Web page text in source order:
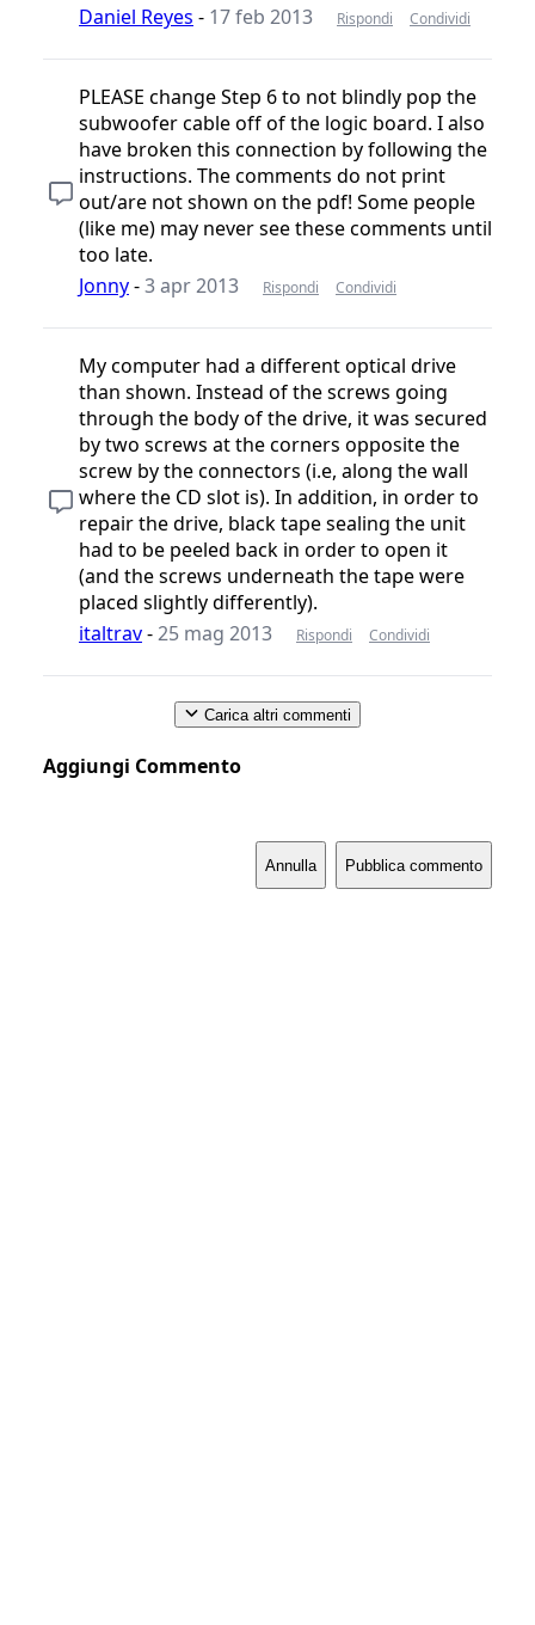
Daniel Reyes - 17 feb 2013 Rispondi Condividi
PLEASE change Step 6 to not blindly pop the
subwoofer cable off of the logic board. I also
have broken this connection by following the
instructions. The comments do not print
out/are not shown on the pdf! Some people
(like me) may never see these comments until
too late.
Jonny-3 apr 2013 Rispondi Condividi
My computer had a different optical drive
than shown. Instead of the screws going
through the body of the drive, it was secured
by two screws at the corners opposite the
screw by the connectors (i.e, along the wall
where the CD slot is). In addition, in order to
repair the drive, black tape sealing the unit
had to be peeled back in order to open it
(and the screws underneath the tape were
placed slightly differently).
italtrav-25 mag 2013 Rispondi Condividi
Carica altri commenti
Aggiungi Commento
Annulla Pubblica commento